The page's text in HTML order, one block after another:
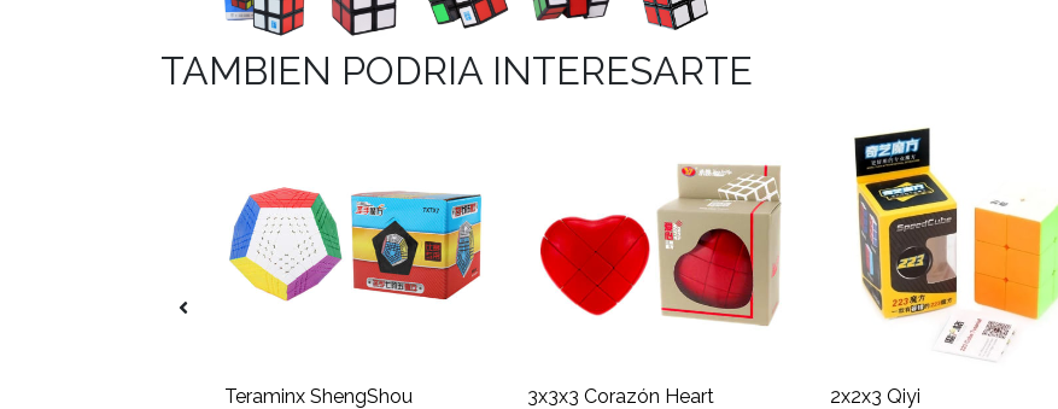
TAMBIEN PODRIA INTERESARTE
Teraminx ShengShou 3x3x3 Corazón Heart 2x2x3 Qiyi